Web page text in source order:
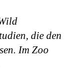
die den
Im Zoo